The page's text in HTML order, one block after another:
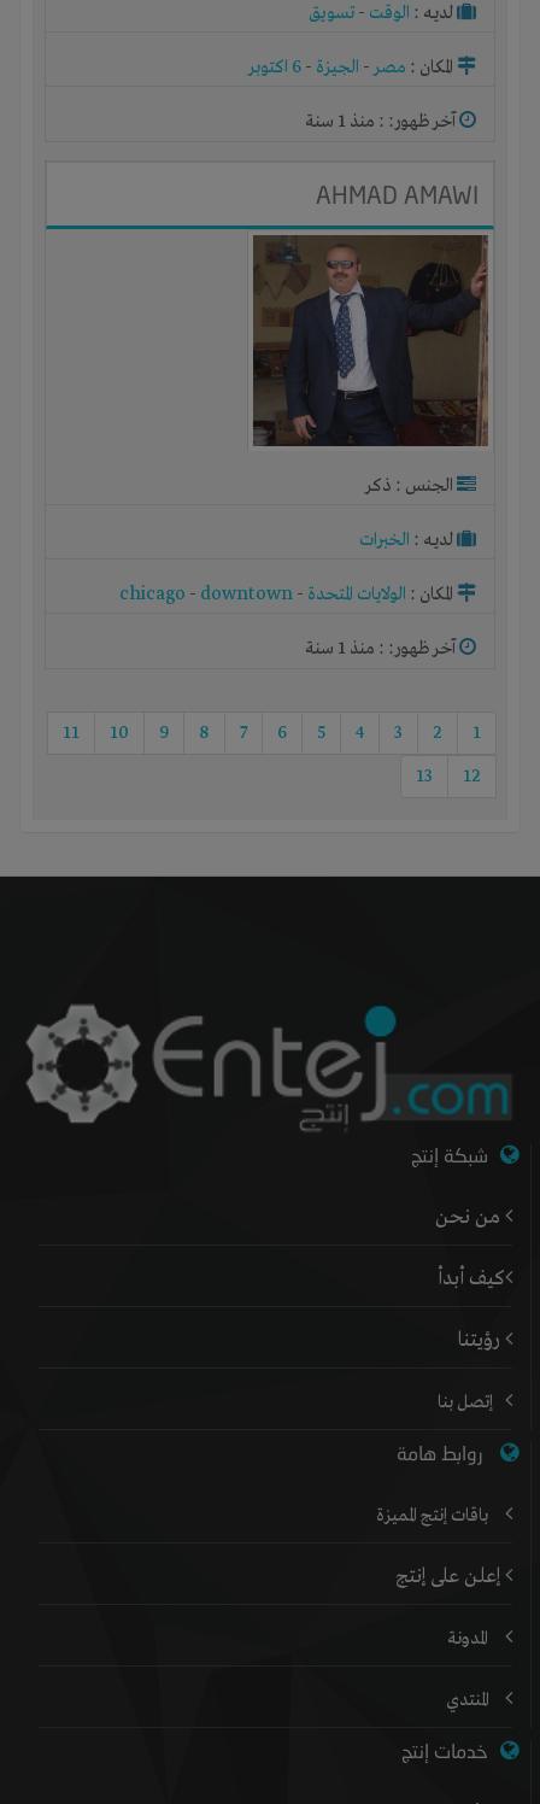
لديـه : الوقت - تسويق
المكان : مصر- الجيزة - 6 اكتوبر
آخر ظهور: : منذ 1 سنة
AHMAD AMAWI
الجنس : ذكر
لديـه : الخبرات
المكان : الولايات المتحدة -
chicago - downtown
آخر ظهور: : منذ 1 سنة
1
2
3
4
5
6
7
8
9
10
11
12
13
شبكة إنتج
من نحن
كيف أبدأ
رؤيتنا
إتصل بنا
روابط هامة
باقات إنتج المميزة
إعلن على إنتج
المدونة
المنتدي
خدمات إنتج